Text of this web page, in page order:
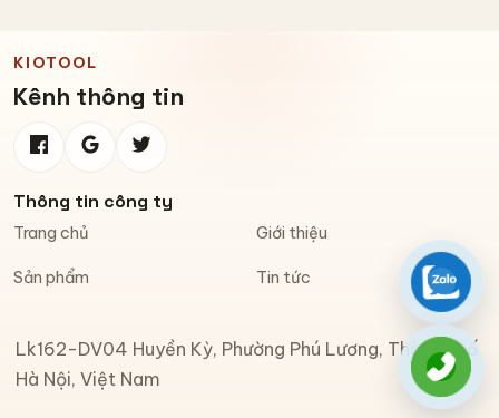
KIOTOOL
Kênh thông tin
Thông tin công ty
Trang chủ Giới thiệu
Sản phẩm Tin tức
Lk162-DV04 Huyền Kỳ, Phường Phú Lương, Thành phố
Hà Nội, Việt Nam
Zalo
Gọi